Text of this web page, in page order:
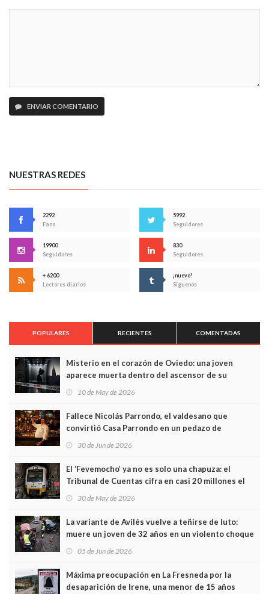
ENVIAR COMENTARIO
NUESTRAS REDES
2292
Fans
5992
Seguidores
19900
Seguidores
830
Seguidores
+ 6200
Lectores diarios
¡nuevo!
Síguenos
POPULARES RECIENTES COMENTADAS
Misterio en el corazón de Oviedo: una joven
aparece muerta dentro del ascensor de su
edificio y las cámaras captan sus últimos minutos
10 de May de 2026
Fallece Nicolás Parrondo, el valdesano que
convirtió Casa Parrondo en un pedazo de
Asturias en Madrid
30 de Jun de 2026
El ‘Fevemocho’ ya no es solo una chapuza: el
Tribunal de Cuentas cifra en casi 20 millones el
sobrecoste de los trenes que no cabían por los
30 de May de 2026
La variante de Avilés vuelve a teñirse de luto:
muere un joven de 32 años en un violento choque
frontal
05 de Jun de 2026
Máxima preocupación en La Fresneda por la
desaparición de Irene, una menor de 15 años